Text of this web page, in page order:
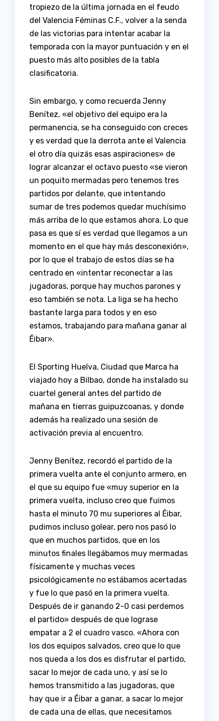
tropiezo de la última jornada en el feudo
del Valencia Féminas C.F., volver a la senda
de las victorias para intentar acabar la
temporada con la mayor puntuación y en el
puesto más alto posibles de la tabla
clasificatoria.
Sin embargo, y como recuerda Jenny
Benítez, «el objetivo del equipo era la
permanencia, se ha conseguido con creces
y es verdad que la derrota ante el Valencia
el otro día quizás esas aspiraciones» de
lograr alcanzar el octavo puesto «se vieron
un poquito mermadas pero tenemos tres
partidos por delante, que intentando
sumar de tres podemos quedar muchísimo
más arriba de lo que estamos ahora. Lo que
pasa es que sí es verdad que llegamos a un
momento en el que hay más desconexión»,
por lo que el trabajo de estos días se ha
centrado en «intentar reconectar a las
jugadoras, porque hay muchos parones y
eso también se nota. La liga se ha hecho
bastante larga para todos y en eso
estamos, trabajando para mañana ganar al
Éibar».
El Sporting Huelva, Ciudad que Marca ha
viajado hoy a Bilbao, donde ha instalado su
cuartel general antes del partido de
mañana en tierras guipuzcoanas, y donde
además ha realizado una sesión de
activación previa al encuentro.
Jenny Benítez, recordó el partido de la
primera vuelta ante el conjunto armero, en
el que su equipo fue «muy superior en la
primera vuelta, incluso creo que fuimos
hasta el minuto 70 mu superiores al Éibar,
pudimos incluso golear, pero nos pasó lo
que en muchos partidos, que en los
minutos finales llegábamos muy mermadas
físicamente y muchas veces
psicológicamente no estábamos acertadas
y fue lo que pasó en la primera vuelta.
Después de ir ganando 2-0 casi perdemos
el partido» después de que lograse
empatar a 2 el cuadro vasco. «Ahora con
los dos equipos salvados, creo que lo que
nos queda a los dos es disfrutar el partido,
sacar lo mejor de cada uno, y así se lo
hemos transmitido a las jugadoras, que
hay que ir a Éibar a ganar, a sacar lo mejor
de cada una de ellas, que necesitamos